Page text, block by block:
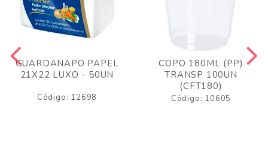
GUARDANAPO PAPEL
21X22 LUXO - 50UN
Código: 12698
COPO 180ML (PP)
TRANSP 100UN
(CFT180)
Código: 10605